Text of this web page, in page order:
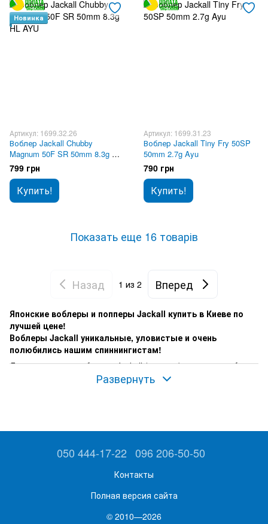
Новинка
Артикул: 1699.32.26
Воблер Jackall Chubby
Magnum 50F SR 50mm 8.3g HL
AYU
799 грн
Купить!
Артикул: 1699.31.23
Воблер Jackall Tiny Fry 50SP
50mm 2.7g Ayu
790 грн
Купить!
Показать еще 16 товарів
Назад 1 из 2 Вперед
Японские воблеры и попперы Jackall купить в Киеве по
лучшей цене!
Воблеры Jackall уникальные, уловистые и очень
полюбились нашим спиннингистам!
Лучшие модели воблеров Jackall (джакал), которые рыбак
может купить собраны в магазине Воблерок!
Воблеры для ловли окуня купить Jackall Squad Minnow 65SP
(джакал сквад миннов), воблер Jackall Tiny Magallon (джакал
И конечно же, один из лучших воблеров в категории цена –
Купить воблер Jackall Chubbyв Киеве для вашей успешной
Развернуть
050 444-17-22 096 206-50-50
Контакты
Полная версия сайта
© 2010—2026